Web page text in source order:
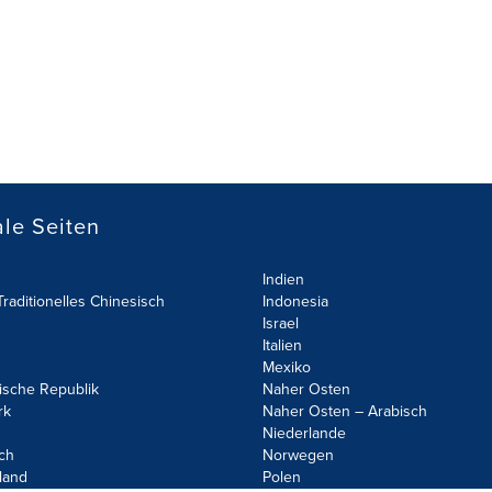
Seiten
Chinesisch
Republik
Indien
Indonesia
Israel
Italien
Mexiko
Naher Osten
Naher Osten – Arabisch
Niederlande
Norwegen
Polen